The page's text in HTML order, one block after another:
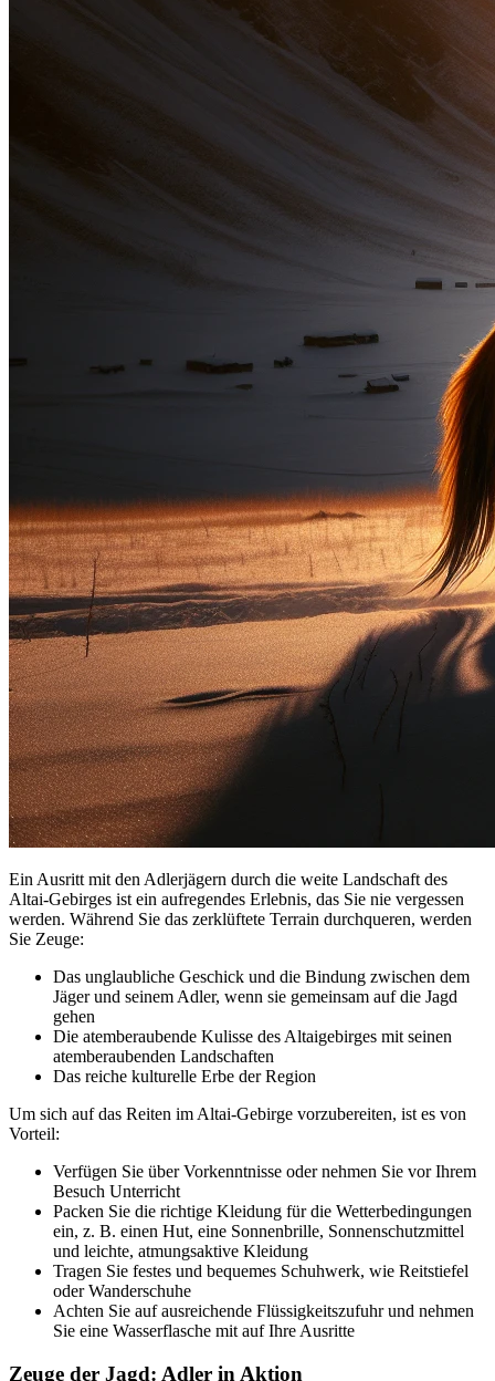
Ein Ausritt mit den Adlerjägern durch die weite Landschaft des
Altai-Gebirges ist ein aufregendes Erlebnis, das Sie nie vergessen
werden. Während Sie das zerklüftete Terrain durchqueren, werden
Sie Zeuge:
Das unglaubliche Geschick und die Bindung zwischen dem
Jäger und seinem Adler, wenn sie gemeinsam auf die Jagd
gehen
Die atemberaubende Kulisse des Altaigebirges mit seinen
atemberaubenden Landschaften
Das reiche kulturelle Erbe der Region
Um sich auf das Reiten im Altai-Gebirge vorzubereiten, ist es von
Vorteil:
Verfügen Sie über Vorkenntnisse oder nehmen Sie vor Ihrem
Besuch Unterricht
Packen Sie die richtige Kleidung für die Wetterbedingungen
ein, z. B. einen Hut, eine Sonnenbrille, Sonnenschutzmittel
und leichte, atmungsaktive Kleidung
Tragen Sie festes und bequemes Schuhwerk, wie Reitstiefel
oder Wanderschuhe
Achten Sie auf ausreichende Flüssigkeitszufuhr und nehmen
Sie eine Wasserflasche mit auf Ihre Ausritte
Zeuge der Jagd: Adler in Aktion